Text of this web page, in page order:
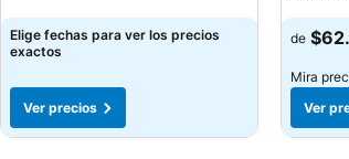
Elige fechas para ver los precios
exactos
Ver precios
de
Mira
Ver